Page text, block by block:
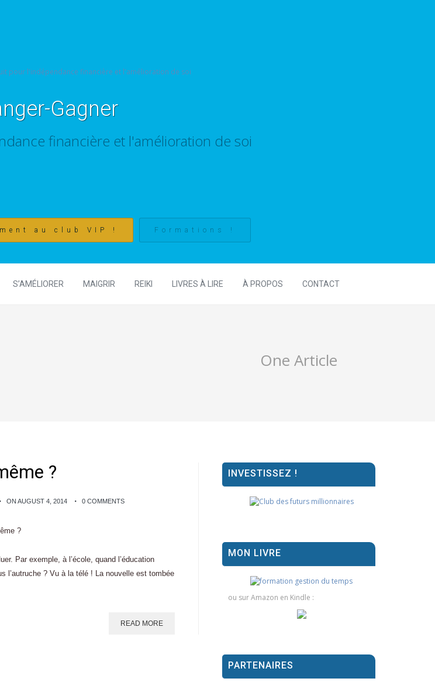
Gagner
financière et l'amélioration de soi
au club VIP ! Formations !
S’AMÉLIORER MAIGRIR REIKI LIVRES À LIRE À PROPOS CONTACT
One Article
?
ON AUGUST 4, 2014 0 COMMENTS
Par exemple, à l’école, quand l’éducation
? Vu à la télé ! La nouvelle est tombée
READ MORE
INVESTISSEZ !
MON LIVRE
ou sur Amazon en Kindle :
PARTENAIRES